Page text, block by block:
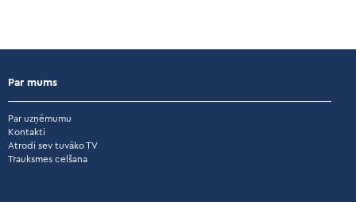
Par mums
Par uzņēmumu
Kontakti
Atrodi sev tuvāko TV
Trauksmes celšana